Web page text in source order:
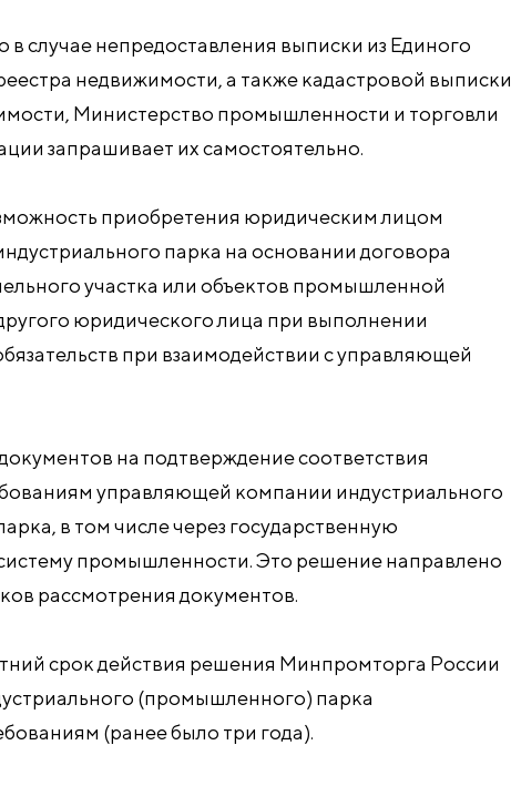
в случае непредоставления выписки из Единого
недвижимости, а также кадастровой выписки
Министерство промышленности и торговли
запрашивает их самостоятельно.
приобретения юридическим лицом
парка на основании договора
участка или объектов промышленной
юридического лица при выполнении
при взаимодействии с управляющей
на подтверждение соответствия
управляющей компании индустриального
в том числе через государственную
промышленности. Это решение направлено
рассмотрения документов.
срок действия решения Минпромторга России
(промышленного) парка
(ранее было три года).